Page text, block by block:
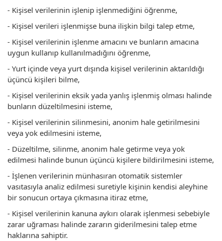
- Kişisel verilerinin işlenip işlenmediğini öğrenme,
- Kişisel verileri işlenmişse buna ilişkin bilgi talep etme,
- Kişisel verilerinin işlenme amacını ve bunların amacına
uygun kullanıp kullanılmadığını öğrenme,
- Yurt içinde veya yurt dışında kişisel verilerinin aktarıldığı
üçüncü kişileri bilme,
- Kişisel verilerinin eksik yada yanlış işlenmiş olması halinde
bunların düzeltilmesini isteme,
- Kişisel verilerinin silinmesini, anonim hale getirilmesini
veya yok edilmesini isteme,
- Düzeltilme, silinme, anonim hale getirme veya yok
edilmesi halinde bunun üçüncü kişilere bildirilmesini isteme,
- İşlenen verilerinin münhasıran otomatik sistemler
vasıtasıyla analiz edilmesi suretiyle kişinin kendisi aleyhine
bir sonucun ortaya çıkmasına itiraz etme,
- Kişisel verilerinin kanuna aykırı olarak işlenmesi sebebiyle
zarar uğraması halinde zararın giderilmesini talep etme
haklarına sahiptir.